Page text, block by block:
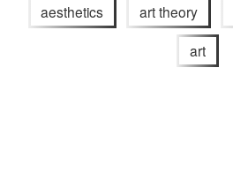
aesthetics art theory
art